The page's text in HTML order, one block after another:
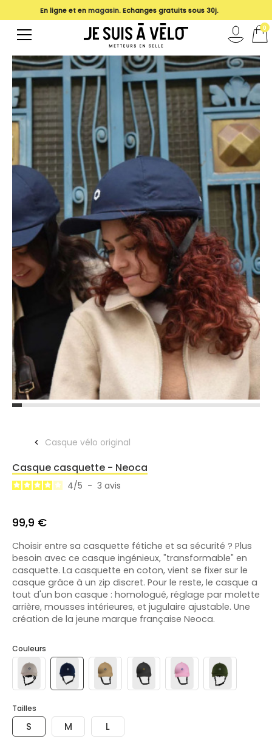
Casque vélo original
Casque casquette - Neoca
4/5 - 3 avis
99,9 €
Choisir entre sa casquette fétiche et sa sécurité ? Plus
besoin avec ce casque ingénieux, "transformable" en
casquette. La casquette en coton, vient se fixer sur le
casque grâce à un zip discret. Pour le reste, le casque a
tout d'un bon casque : homologué, réglage par molette
arrière, mousses intérieures, et jugulaire ajustable. Une
création de la jeune marque française Neoca.
Couleurs
Tailles
S M L
En ligne et enmagasin. Echanges gratuits sous 30j.
0